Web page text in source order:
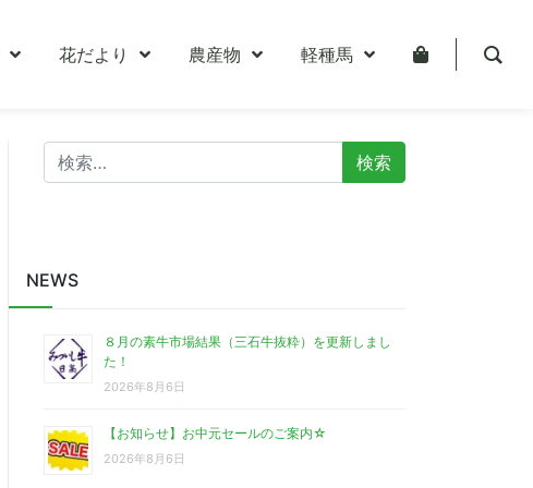
花だより 農産物 軽種馬
検
索:
NEWS
８月の素牛市場結果（三石牛抜粋）を更新しまし
た！
2026年8月6日
【お知らせ】お中元セールのご案内☆
2026年8月6日